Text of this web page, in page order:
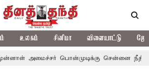
உலகம் சினிமா விளையாட்டு
பொன்முடிக்கு சென்னை நீதிமன்றம்